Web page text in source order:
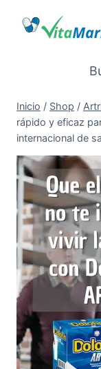
Inicio / Shop /
rápido y eficaz
internacional de